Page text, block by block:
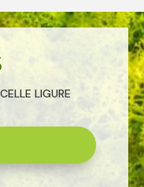
LIGURE